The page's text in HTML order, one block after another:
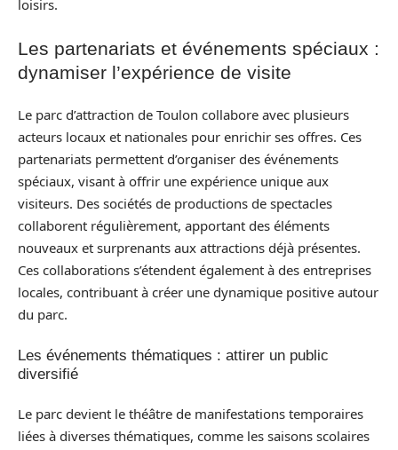
loisirs.
Les partenariats et événements spéciaux :
dynamiser l’expérience de visite
Le parc d’attraction de Toulon collabore avec plusieurs
acteurs locaux et nationales pour enrichir ses offres. Ces
partenariats permettent d’organiser des événements
spéciaux, visant à offrir une expérience unique aux
visiteurs. Des sociétés de productions de spectacles
collaborent régulièrement, apportant des éléments
nouveaux et surprenants aux attractions déjà présentes.
Ces collaborations s’étendent également à des entreprises
locales, contribuant à créer une dynamique positive autour
du parc.
Les événements thématiques : attirer un public
diversifié
Le parc devient le théâtre de manifestations temporaires
liées à diverses thématiques, comme les saisons scolaires